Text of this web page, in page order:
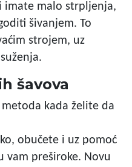
imate malo strpljenja,
šivanjem. To
strojem, uz
šavova
kada želite da
obučete i uz pomoć
vam preširoke. Novu